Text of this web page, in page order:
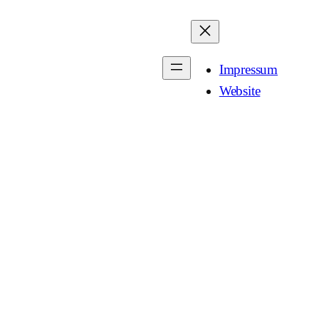
Impressum
Website